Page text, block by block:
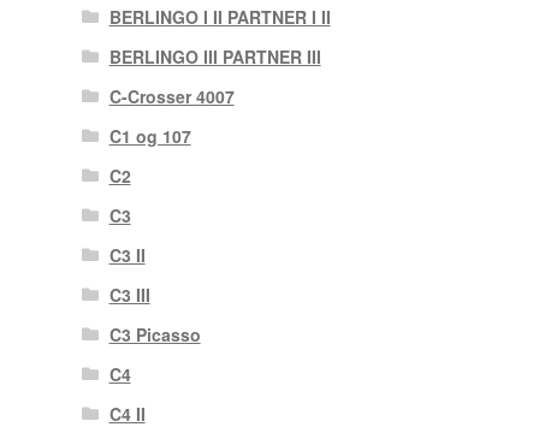
BERLINGO I II PARTNER I II
BERLINGO III PARTNER III
C-Crosser 4007
C1 og 107
C2
C3
C3 II
C3 III
C3 Picasso
C4
C4 II